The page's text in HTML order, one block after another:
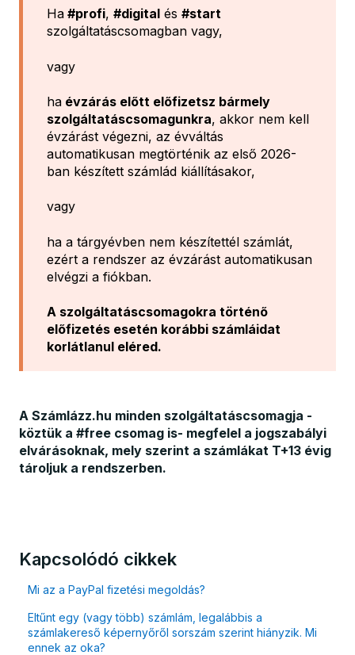
Ha #profi, #digital és #start
szolgáltatáscsomagban vagy,
vagy
ha évzárás előtt előfizetsz bármely
szolgáltatáscsomagunkra, akkor nem kell
évzárást végezni, az évváltás
automatikusan megtörténik az első 2026-
ban készített számlád kiállításakor,
vagy
ha a tárgyévben nem készítettél számlát,
ezért a rendszer az évzárást automatikusan
elvégzi a fiókban.
A szolgáltatáscsomagokra történő
előfizetés esetén korábbi számláidat
korlátlanul eléred.
A Számlázz.hu minden szolgáltatáscsomagja -
köztük a #free csomag is- megfelel a jogszabályi
elvárásoknak, mely szerint a számlákat T+13 évig
tároljuk a rendszerben.
Kapcsolódó cikkek
Mi az a PayPal fizetési megoldás?
Eltűnt egy (vagy több) számlám, legalábbis a
számlakereső képernyőről sorszám szerint hiányzik. Mi
ennek az oka?